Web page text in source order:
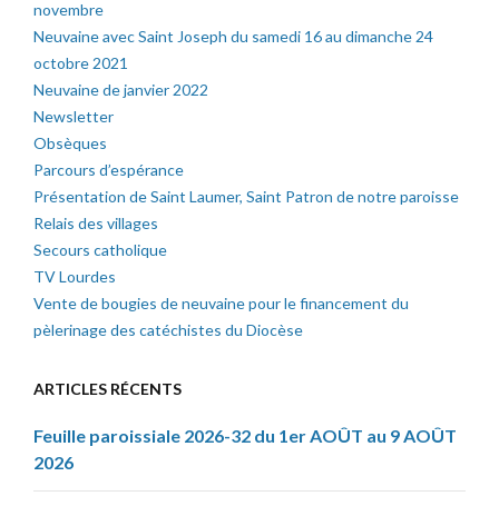
novembre
Neuvaine avec Saint Joseph du samedi 16 au dimanche 24
octobre 2021
Neuvaine de janvier 2022
Newsletter
Obsèques
Parcours d’espérance
Présentation de Saint Laumer, Saint Patron de notre paroisse
Relais des villages
Secours catholique
TV Lourdes
Vente de bougies de neuvaine pour le financement du
pèlerinage des catéchistes du Diocèse
ARTICLES RÉCENTS
Feuille paroissiale 2026-32 du 1er AOÛT au 9 AOÛT
2026